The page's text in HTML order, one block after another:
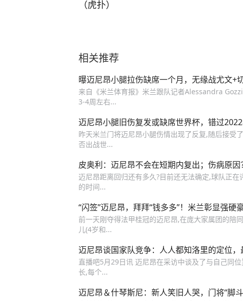
（虎扑）
相关推荐
曝迈尼昂小腿拉伤缺席一个月，无缘战尤文+
来自《米兰体育报》米兰跟队记者Alessandra
3-4周左右...
迈尼昂小腿旧伤复发或缺席世界杯，错过
昨天米兰门将迈尼昂小腿伤情出现了反复,随后接受
否出战世...
皮奥利：迈尼昂不会在短期内复出；伤病原
迈尼昂距离回归还有多久?目前还无法确定,球队正
的时间...
“闪签”迈尼昂，拜拜“钱多多”！米兰彰显强硬
前一天刚夺得法甲桂冠的迈尼昂,在庞大家属团的陪
儿(4岁和...
迈尼昂谈国家队竞争：人人都知洛里的定位
直播吧5月29日讯 迈尼昂在采访中谈及了与自己同
长,每个...
迈尼昂＆什琴斯尼：新人笑旧人哭，门将“脚